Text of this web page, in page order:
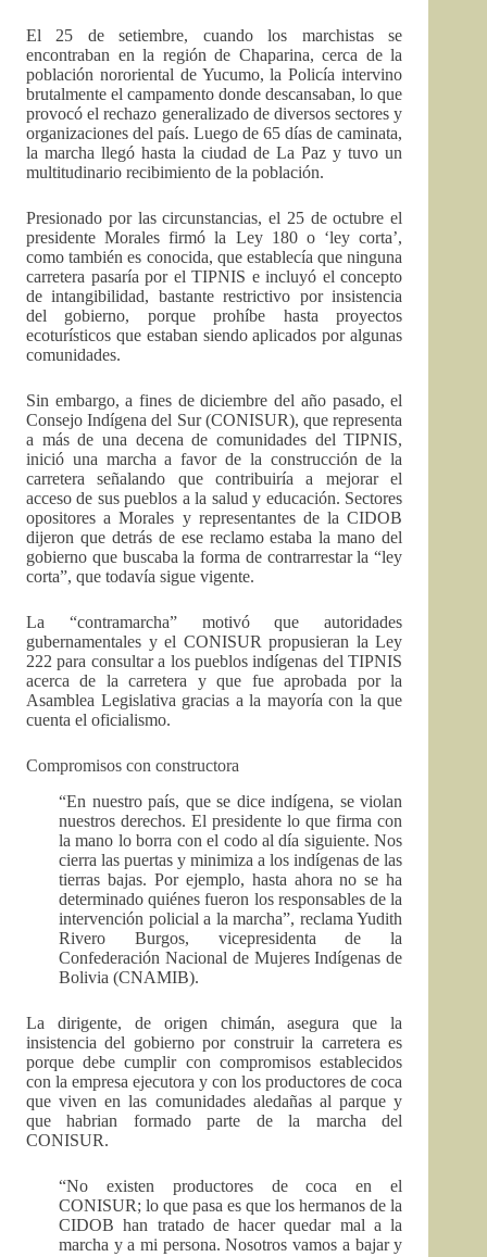
El 25 de setiembre, cuando los marchistas se
encontraban en la región de Chaparina, cerca de la
población nororiental de Yucumo, la Policía intervino
brutalmente el campamento donde descansaban, lo que
provocó el rechazo generalizado de diversos sectores y
organizaciones del país. Luego de 65 días de caminata,
la marcha llegó hasta la ciudad de La Paz y tuvo un
multitudinario recibimiento de la población.
Presionado por las circunstancias, el 25 de octubre el
presidente Morales firmó la Ley 180 o ‘ley corta’,
como también es conocida, que establecía que ninguna
carretera pasaría por el TIPNIS e incluyó el concepto
de intangibilidad, bastante restrictivo por insistencia
del gobierno, porque prohíbe hasta proyectos
ecoturísticos que estaban siendo aplicados por algunas
comunidades.
Sin embargo, a fines de diciembre del año pasado, el
Consejo Indígena del Sur (CONISUR), que representa
a más de una decena de comunidades del TIPNIS,
inició una marcha a favor de la construcción de la
carretera señalando que contribuiría a mejorar el
acceso de sus pueblos a la salud y educación. Sectores
opositores a Morales y representantes de la CIDOB
dijeron que detrás de ese reclamo estaba la mano del
gobierno que buscaba la forma de contrarrestar la “ley
corta”, que todavía sigue vigente.
La “contramarcha” motivó que autoridades
gubernamentales y el CONISUR propusieran la Ley
222 para consultar a los pueblos indígenas del TIPNIS
acerca de la carretera y que fue aprobada por la
Asamblea Legislativa gracias a la mayoría con la que
cuenta el oficialismo.
Compromisos con constructora
“En nuestro país, que se dice indígena, se violan
nuestros derechos. El presidente lo que firma con
la mano lo borra con el codo al día siguiente. Nos
cierra las puertas y minimiza a los indígenas de las
tierras bajas. Por ejemplo, hasta ahora no se ha
determinado quiénes fueron los responsables de la
intervención policial a la marcha”, reclama Yudith
Rivero Burgos, vicepresidenta de la
Confederación Nacional de Mujeres Indígenas de
Bolivia (CNAMIB).
La dirigente, de origen chimán, asegura que la
insistencia del gobierno por construir la carretera es
porque debe cumplir con compromisos establecidos
con la empresa ejecutora y con los productores de coca
que viven en las comunidades aledañas al parque y
que habrian formado parte de la marcha del
CONISUR.
“No existen productores de coca en el
CONISUR; lo que pasa es que los hermanos de la
CIDOB han tratado de hacer quedar mal a la
marcha y a mi persona. Nosotros vamos a bajar y